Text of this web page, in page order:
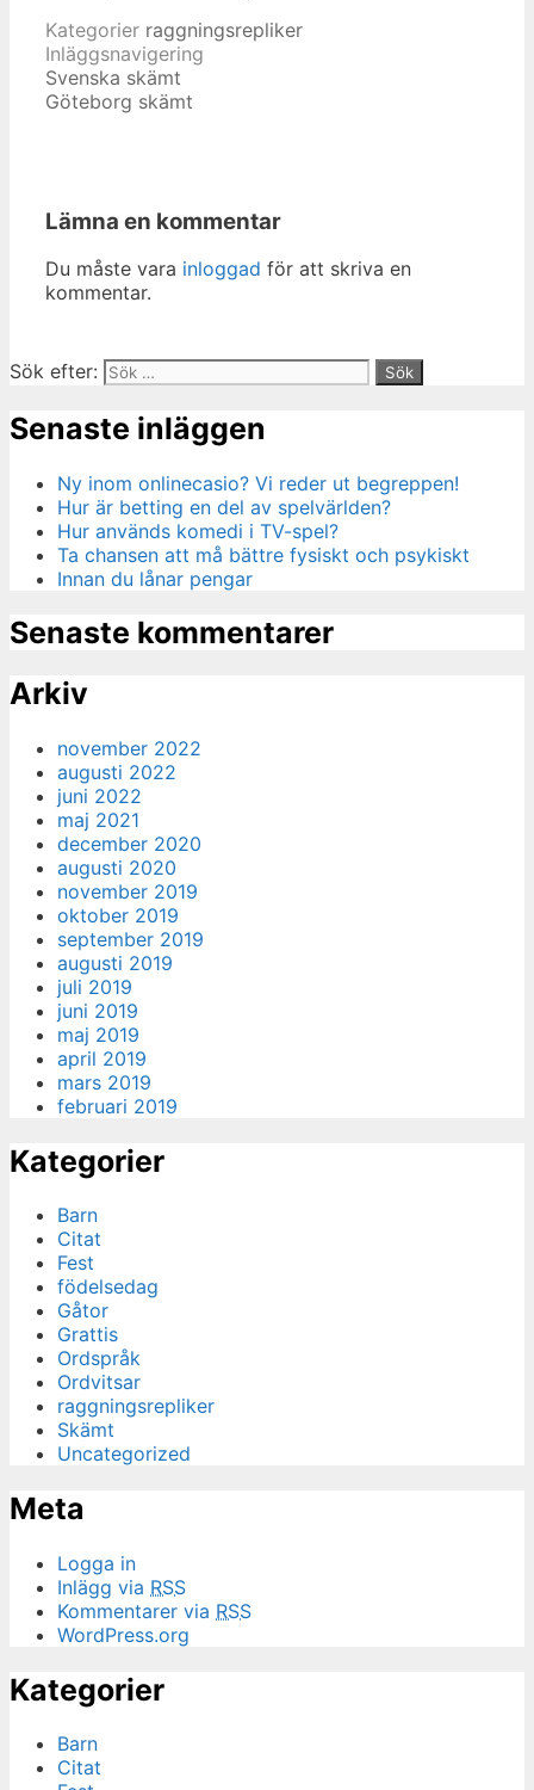
Kategorier raggningsrepliker
Inläggsnavigering
Svenska skämt
Göteborg skämt
Lämna en kommentar
Du måste vara inloggad för att skriva en
kommentar.
Sök efter:
Senaste inläggen
Ny inom onlinecasio? Vi reder ut begreppen!
Hur är betting en del av spelvärlden?
Hur används komedi i TV-spel?
Ta chansen att må bättre fysiskt och psykiskt
Innan du lånar pengar
Senaste kommentarer
Arkiv
november 2022
augusti 2022
juni 2022
maj 2021
december 2020
augusti 2020
november 2019
oktober 2019
september 2019
augusti 2019
juli 2019
juni 2019
maj 2019
april 2019
mars 2019
februari 2019
Kategorier
Barn
Citat
Fest
födelsedag
Gåtor
Grattis
Ordspråk
Ordvitsar
raggningsrepliker
Skämt
Uncategorized
Meta
Logga in
Inlägg via RSS
Kommentarer via RSS
WordPress.org
Kategorier
Barn
Citat